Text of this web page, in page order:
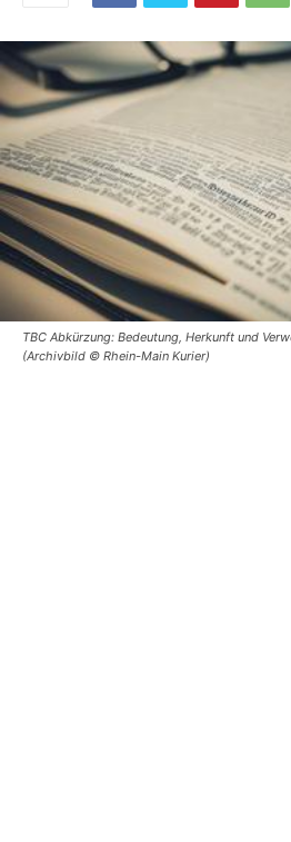
TBC Abkürzung: Bedeutung, Herkunft und
(Archivbild © Rhein-Main Kurier)